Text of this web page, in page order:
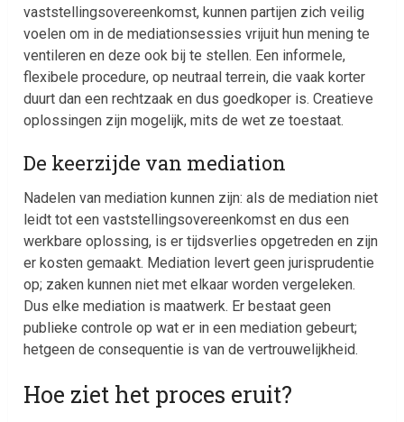
vaststellingsovereenkomst, kunnen partijen zich veilig
voelen om in de mediationsessies vrijuit hun mening te
ventileren en deze ook bij te stellen. Een informele,
flexibele procedure, op neutraal terrein, die vaak korter
duurt dan een rechtzaak en dus goedkoper is. Creatieve
oplossingen zijn mogelijk, mits de wet ze toestaat.
De keerzijde van mediation
Nadelen van mediation kunnen zijn: als de mediation niet
leidt tot een vaststellingsovereenkomst en dus een
werkbare oplossing, is er tijdsverlies opgetreden en zijn
er kosten gemaakt. Mediation levert geen jurisprudentie
op; zaken kunnen niet met elkaar worden vergeleken.
Dus elke mediation is maatwerk. Er bestaat geen
publieke controle op wat er in een mediation gebeurt;
hetgeen de consequentie is van de vertrouwelijkheid.
Hoe ziet het proces eruit?